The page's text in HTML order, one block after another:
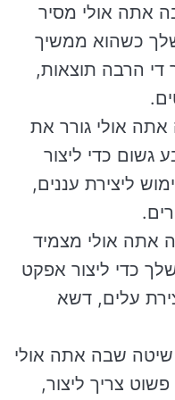
אתה אולי מסיר
כשהוא ממשיך
די הרבה תוצאות,
אולי גורר את
כדי ליצור
ליצירת עננים,
אתה אולי מצמיד
כדי ליצור אפקט
עלים, דשא
שיטה שבה אתה אולי
צריך ליצור,